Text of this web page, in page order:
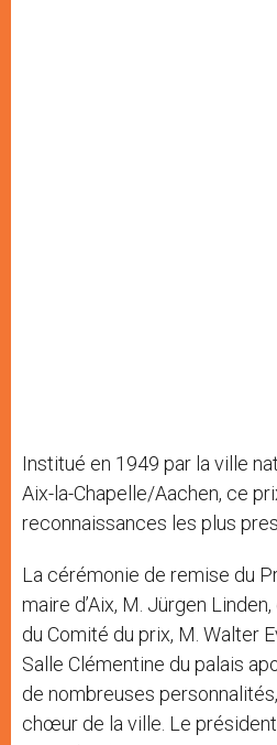
Institué en 1949 par la ville
Aix-la-Chapelle/Aachen, ce
reconnaissances les plus
La cérémonie de remise du
maire d’Aix, M. Jürgen
du Comité du prix, M. Walter
Salle Clémentine du palais
de nombreuses
chœur de la ville. Le